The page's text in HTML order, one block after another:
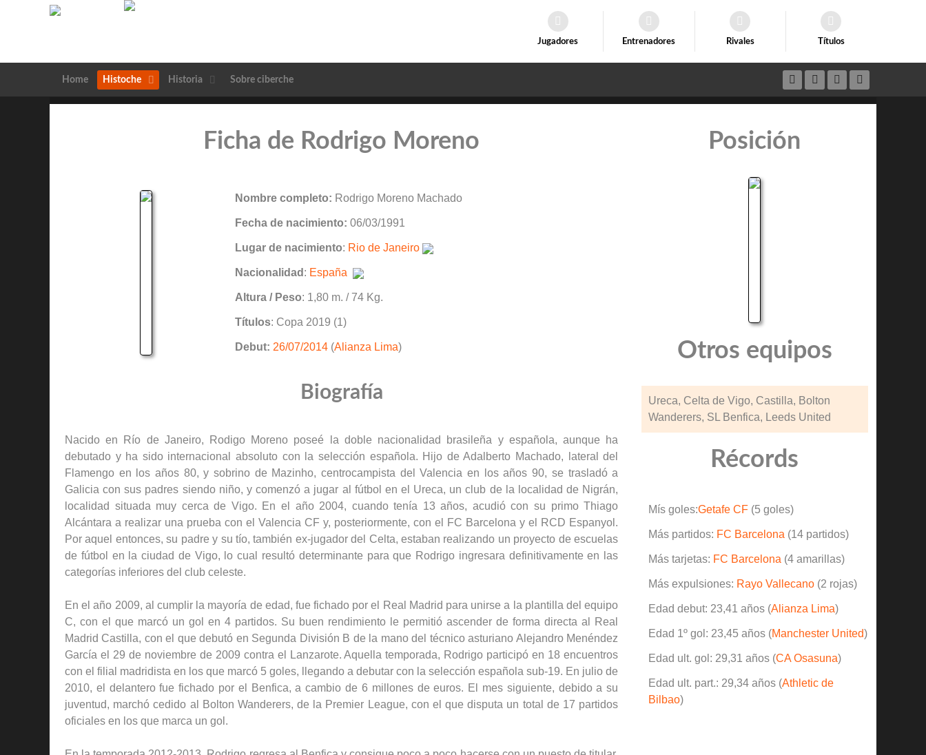
Jugadores Entrenadores Rivales Títulos
Home Histoche Historia Sobre ciberche
Ficha de Rodrigo Moreno
Nombre completo: Rodrigo Moreno Machado
Fecha de nacimiento: 06/03/1991
Lugar de nacimiento: Rio de Janeiro
Nacionalidad : España
Altura / Peso: 1,80 m. / 74 Kg.
Títulos: Copa 2019 (1)
Debut: 26/07/2014(Alianza Lima)
Biografía
Nacido en Río de Janeiro, Rodigo Moreno poseé la doble nacionalidad brasileña y española, aunque ha
debutado y ha sido internacional absoluto con la selección española. Hijo de Adalberto Machado, lateral del
Flamengo en los años 80, y sobrino de Mazinho, centrocampista del Valencia en los años 90, se trasladó a
Galicia con sus padres siendo niño, y comenzó a jugar al fútbol en el Ureca, un club de la localidad de Nigrán,
localidad situada muy cerca de Vigo. En el año 2004, cuando tenía 13 años, acudió con su primo Thiago
Alcántara a realizar una prueba con el Valencia CF y, posteriormente, con el FC Barcelona y el RCD Espanyol.
Por aquel entonces, su padre y su tío, también ex-jugador del Celta, estaban realizando un proyecto de escuelas
de fútbol en la ciudad de Vigo, lo cual resultó determinante para que Rodrigo ingresara definitivamente en las
categorías inferiores del club celeste.
En el año 2009, al cumplir la mayoría de edad, fue fichado por el Real Madrid para unirse a la plantilla del equipo
C, con el que marcó un gol en 4 partidos. Su buen rendimiento le permitió ascender de forma directa al Real
Madrid Castilla, con el que debutó en Segunda División B de la mano del técnico asturiano Alejandro Menéndez
García el 29 de noviembre de 2009 contra el Lanzarote. Aquella temporada, Rodrigo participó en 18 encuentros
con el filial madridista en los que marcó 5 goles, llegando a debutar con la selección española sub-19. En julio de
2010, el delantero fue fichado por el Benfica, a cambio de 6 millones de euros. El mes siguiente, debido a su
juventud, marchó cedido al Bolton Wanderers, de la Premier League, con el que disputa un total de 17 partidos
oficiales en los que marca un gol.
Posición
Otros equipos
Ureca, Celta de Vigo, Castilla, Bolton
Wanderers, SL Benfica, Leeds United
Récords
Mís goles:Getafe CF(5 goles)
Más partidos: FC Barcelona (14 partidos)
Más tarjetas: FC Barcelona (4 amarillas)
Más expulsiones: Rayo Vallecano(2 rojas)
Edad debut: 23,41 años (Alianza Lima)
Edad 1º gol: 23,45 años (Manchester United)
Edad ult. gol: 29,31 años (CA Osasuna)
Edad ult. part.: 29,34 años (Athletic de
Bilbao)